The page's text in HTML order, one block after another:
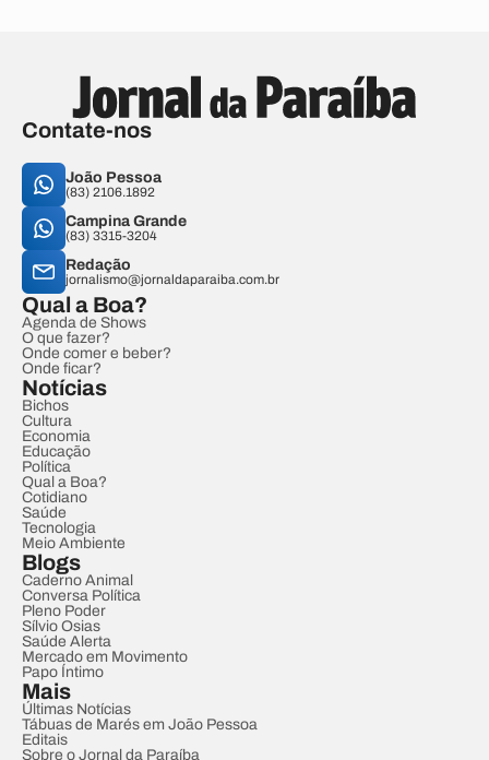
Contate-nos
João Pessoa
(83) 2106.1892
Campina Grande
(83) 3315-3204
Redação
jornalismo@jornaldaparaiba.com.br
Qual a Boa?
Agenda de Shows
O que fazer?
Onde comer e beber?
Onde ficar?
Notícias
Bichos
Cultura
Economia
Educação
Política
Qual a Boa?
Cotidiano
Saúde
Tecnologia
Meio Ambiente
Blogs
Caderno Animal
Conversa Política
Pleno Poder
Sílvio Osias
Saúde Alerta
Mercado em Movimento
Papo Íntimo
Mais
Últimas Notícias
Tábuas de Marés em João Pessoa
Editais
Sobre o Jornal da Paraíba